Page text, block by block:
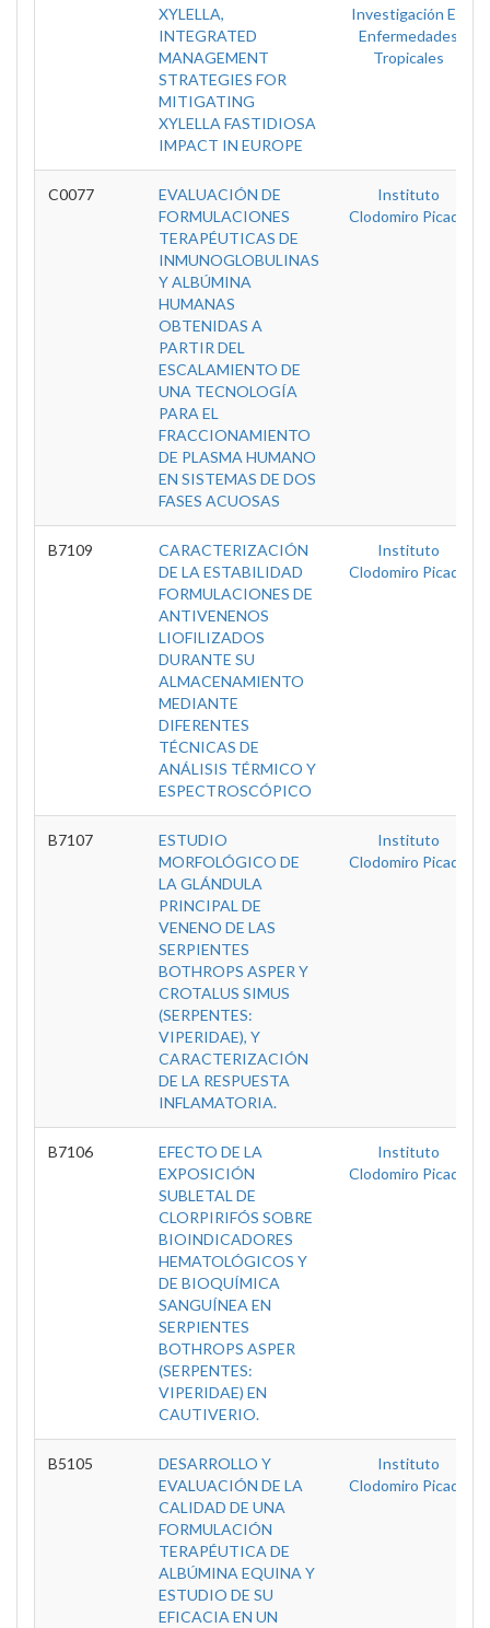
XYLELLA,
INTEGRATED
MANAGEMENT
STRATEGIES FOR
MITIGATING
XYLELLA FASTIDIOSA
IMPACT IN EUROPE
Investigación En
Enfermedades
Tropicales
C0077
EVALUACIÓN DE
FORMULACIONES
TERAPÉUTICAS DE
INMUNOGLOBULINAS
Y ALBÚMINA
HUMANAS
OBTENIDAS A
PARTIR DEL
ESCALAMIENTO DE
UNA TECNOLOGÍA
PARA EL
FRACCIONAMIENTO
DE PLASMA HUMANO
EN SISTEMAS DE DOS
FASES ACUOSAS
Instituto
Clodomiro Picado
B7109
CARACTERIZACIÓN
DE LA ESTABILIDAD
FORMULACIONES DE
ANTIVENENOS
LIOFILIZADOS
DURANTE SU
ALMACENAMIENTO
MEDIANTE
DIFERENTES
TÉCNICAS DE
ANÁLISIS TÉRMICO Y
ESPECTROSCÓPICO
Instituto
Clodomiro Picado
B7107
ESTUDIO
MORFOLÓGICO DE
LA GLÁNDULA
PRINCIPAL DE
VENENO DE LAS
SERPIENTES
BOTHROPS ASPER Y
CROTALUS SIMUS
(SERPENTES:
VIPERIDAE), Y
CARACTERIZACIÓN
DE LA RESPUESTA
INFLAMATORIA.
Instituto
Clodomiro Picado
B7106
EFECTO DE LA
EXPOSICIÓN
SUBLETAL DE
CLORPIRIFÓS SOBRE
BIOINDICADORES
HEMATOLÓGICOS Y
DE BIOQUÍMICA
SANGUÍNEA EN
SERPIENTES
BOTHROPS ASPER
(SERPENTES:
VIPERIDAE) EN
CAUTIVERIO.
Instituto
Clodomiro Picado
B5105
DESARROLLO Y
EVALUACIÓN DE LA
CALIDAD DE UNA
FORMULACIÓN
TERAPÉUTICA DE
ALBÚMINA EQUINA Y
ESTUDIO DE SU
EFICACIA EN UN
Instituto
Clodomiro Picado